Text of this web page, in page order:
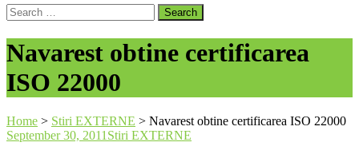
Search
for:
Navarest obtine certificarea
ISO 22000
Home > Stiri EXTERNE > Navarest obtine certificarea ISO 22000
September 30, 2011 Stiri EXTERNE